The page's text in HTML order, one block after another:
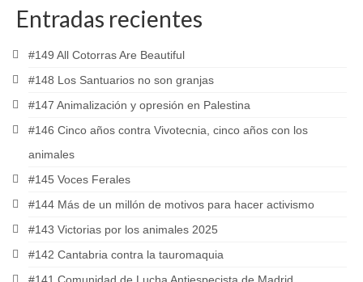
Entradas recientes
#149 All Cotorras Are Beautiful
#148 Los Santuarios no son granjas
#147 Animalización y opresión en Palestina
#146 Cinco años contra Vivotecnia, cinco años con los
animales
#145 Voces Ferales
#144 Más de un millón de motivos para hacer activismo
#143 Victorias por los animales 2025
#142 Cantabria contra la tauromaquia